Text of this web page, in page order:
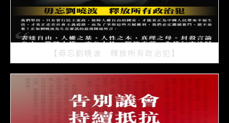
【毋忘劉曉波 釋放所有政治犯】